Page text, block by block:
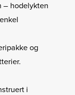
– hodelykten
og
i